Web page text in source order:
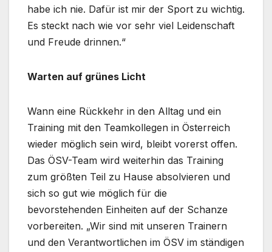
habe ich nie. Dafür ist mir der Sport zu wichtig.
Es steckt nach wie vor sehr viel Leidenschaft
und Freude drinnen.“
Warten auf grünes Licht
Wann eine Rückkehr in den Alltag und ein
Training mit den Teamkollegen in Österreich
wieder möglich sein wird, bleibt vorerst offen.
Das ÖSV-Team wird weiterhin das Training
zum größten Teil zu Hause absolvieren und
sich so gut wie möglich für die
bevorstehenden Einheiten auf der Schanze
vorbereiten. „Wir sind mit unseren Trainern
und den Verantwortlichen im ÖSV im ständigen